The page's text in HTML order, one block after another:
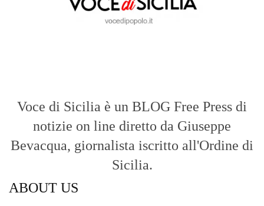
Voce di Sicilia è un BLOG Free Press di
notizie on line diretto da Giuseppe
Bevacqua, giornalista iscritto all'Ordine di
Sicilia.
ABOUT US